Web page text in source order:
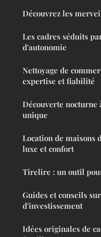
Découvrez les
Les cadres séduits
d'autonomie
Nettoyage de
expertise et fiabilité
Découverte nocturne
unique
Location de maisons
luxe et confort
Tirelire : un outil
Guides et conseils
d'investissement
Idées originales de